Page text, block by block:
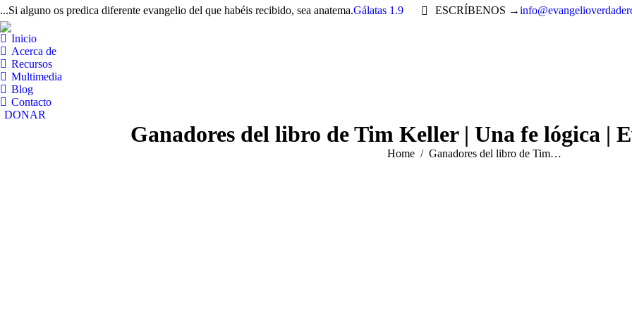
...Si alguno os predica diferente evangelio del que habéis recibido, sea anatema.Gálatas 1.9 ESCRÍBENOS →
Inicio
Acerca de
Recursos
Multimedia
Blog
Contacto
DONAR
Ganadores del libro de Tim Keller | Una fe lógica |
You are here:
Home Ganadores del libro de Tim…